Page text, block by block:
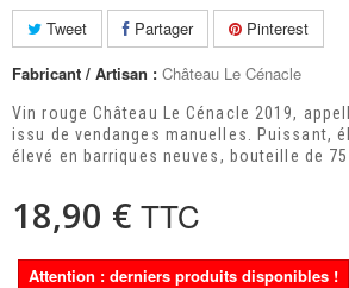
Tweet Partager
Pinterest
Fabricant / Artisan : Château Le Cénacle
Vin rouge Château Le Cénacle 2019,
issu de vendanges manuelles. Puissant,
élevé en barriques neuves, bouteille de 75
18,90 € TTC
Attention : derniers produits disponibles !